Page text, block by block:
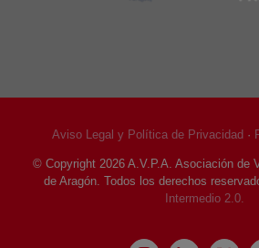
Aviso Legal y Política de Privacidad ·
© Copyright 2026 A.V.P.A. Asociación de
de Aragón. Todos los derechos
Intermedio 2.0.